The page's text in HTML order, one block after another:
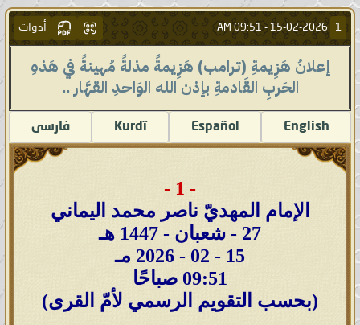
1
15-02-2026 -
09:51 AM أدوات
إعلانُ هَزِيمةِ (ترامب) هَزِيمةً مذلةً مُهينةً في هَذهِ
الحَربِ القَادمةِ بإذن الله الوَاحدِ القهَّار ..
English
Español
Kurdî فارسى
- 1 -
الإمام المهديّ ناصر محمد اليماني
27 - شعبان - 1447 هـ
15 - 02 - 2026 مـ
09:51 صباحًا
(بحسب التقويم الرسمي لأمّ القرى)